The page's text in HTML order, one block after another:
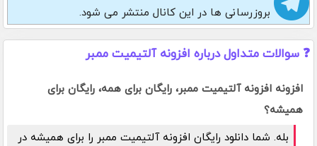
بروزرسانی ها در این کانال منتشر می شود.
❓ سوالات متداول درباره افزونه آلتیمیت ممبر
افزونه افزونه آلتیمیت ممبر، رایگان برای همه، رایگان برای
همیشه؟
بله. شما دانلود رایگان افزونه آلتیمیت ممبر را برای همیشه در